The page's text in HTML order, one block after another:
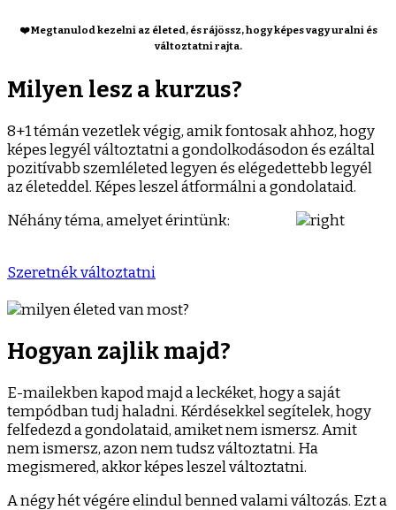
❤️ Megtanulod kezelni az életed, és rájössz, hogy képes vagy uralni és
változtatni rajta.
Milyen lesz a kurzus?
8+1 témán vezetlek végig, amik fontosak ahhoz, hogy
képes legyél változtatni a gondolkodásodon és ezáltal
pozitívabb szemléleted legyen és elégedettebb legyél
az életeddel. Képes leszel átformálni a gondolataid.
Néhány téma, amelyet érintünk:
Szeretnék változtatni
Hogyan zajlik majd?
E-mailekben kapod majd a leckéket, hogy a saját
tempódban tudj haladni. Kérdésekkel segítelek, hogy
felfedezd a gondolataid, amiket nem ismersz. Amit
nem ismersz, azon nem tudsz változtatni. Ha
megismered, akkor képes leszel változtatni.
A négy hét végére elindul benned valami változás. Ezt a